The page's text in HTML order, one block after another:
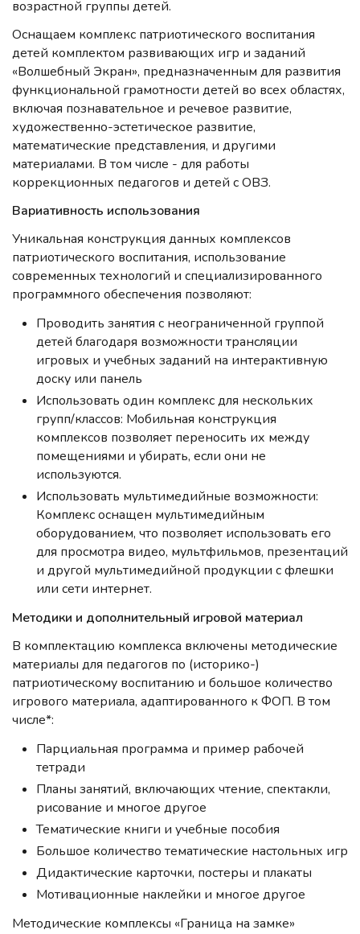
возрастной группы детей.
Оснащаем комплекс патриотического воспитания
детей комплектом развивающих игр и заданий
«Волшебный Экран», предназначенным для развития
функциональной грамотности детей во всех областях,
включая познавательное и речевое развитие,
художественно-эстетическое развитие,
математические представления, и другими
материалами. В том числе - для работы
коррекционных педагогов и детей с ОВЗ.
Вариативность использования
Уникальная конструкция данных комплексов
патриотического воспитания, использование
современных технологий и специализированного
программного обеспечения позволяют:
Проводить занятия с неограниченной группой
детей благодаря возможности трансляции
игровых и учебных заданий на интерактивную
доску или панель
Использовать один комплекс для нескольких
групп/классов: Мобильная конструкция
комплексов позволяет переносить их между
помещениями и убирать, если они не
используются.
Использовать мультимедийные возможности:
Комплекс оснащен мультимедийным
оборудованием, что позволяет использовать его
для просмотра видео, мультфильмов, презентаций
и другой мультимедийной продукции с флешки
или сети интернет.
Методики и дополнительный игровой материал
В комплектацию комплекса включены методические
материалы для педагогов по (историко-)
патриотическому воспитанию и большое количество
игрового материала, адаптированного к ФОП. В том
числе*:
Парциальная программа и пример рабочей
тетради
Планы занятий, включающих чтение, спектакли,
рисование и многое другое
Тематические книги и учебные пособия
Большое количество тематические настольных игр
Дидактические карточки, постеры и плакаты
Мотивационные наклейки и многое другое
Методические комплексы «Граница на замке»